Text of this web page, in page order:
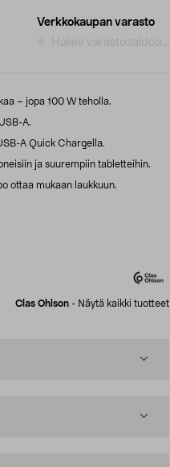
Verkkokaupan varasto
Hakee varastosaldoa...
– jopa 100 W teholla.
A.
A Quick Chargella.
ja suurempiin tabletteihin.
ottaa mukaan laukkuun.
Clas Ohlson - Näytä kaikki tuotteet